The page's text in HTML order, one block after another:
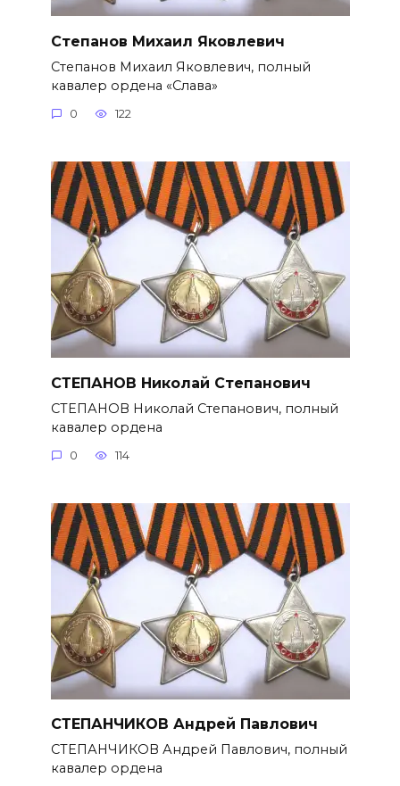
Степанов Михаил Яковлевич
Степанов Михаил Яковлевич, полный
кавалер ордена «Слава»
0 122
СТЕПАНОВ Николай Степанович
СТЕПАНОВ Николай Степанович, полный
кавалер ордена
0 114
СТЕПАНЧИКОВ Андрей Павлович
СТЕПАНЧИКОВ Андрей Павлович, полный
кавалер ордена